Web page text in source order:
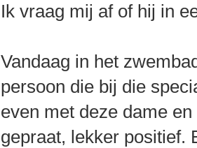
Ik vraag mij af of hij in
Vandaag in het
persoon die bij die
even met deze dame
gepraat, lekker positief.